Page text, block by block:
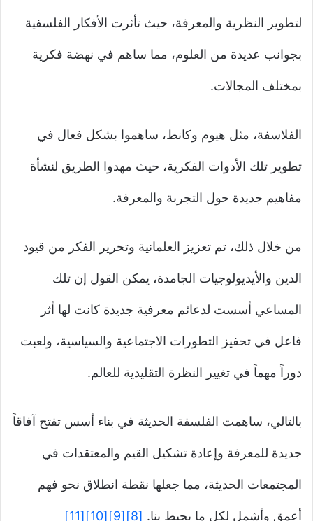
لتطوير النظرية والمعرفة، حيث تأثرت الأفكار الفلسفية
بجوانب عديدة من العلوم، مما ساهم في نهضة فكرية
بمختلف المجالات.
الفلاسفة، مثل هيوم وكانط، ساهموا بشكل فعال في
تطوير تلك الأدوات الفكرية، حيث مهدوا الطريق لنشأة
مفاهيم جديدة حول التجربة والمعرفة.
من خلال ذلك، تم تعزيز العلمانية وتحرير الفكر من قيود
الدين والأيديولوجيات الجامدة، يمكن القول إن تلك
المساعي أسست لدعائم معرفية جديدة كانت لها أثر
فاعل في تحفيز التطورات الاجتماعية والسياسية، ولعبت
دوراً مهماً في تغيير النظرة التقليدية للعالم.
بالتالي، ساهمت الفلسفة الحديثة في بناء أسس تفتح آفاقاً
جديدة للمعرفة وإعادة تشكيل القيم والمعتقدات في
المجتمعات الحديثة، مما جعلها نقطة انطلاق نحو فهم
أعمق وأشمل لكل ما يحيط بنا. [8]
[9]
[10]
[11]